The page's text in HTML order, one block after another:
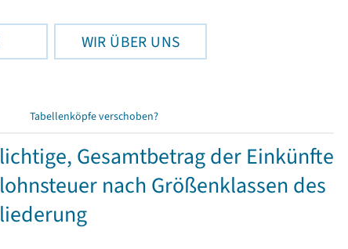
WIR ÜBER UNS
Tabellenköpfe verschoben?
Gesamtbetrag der Einkünfte
nach Größenklassen des